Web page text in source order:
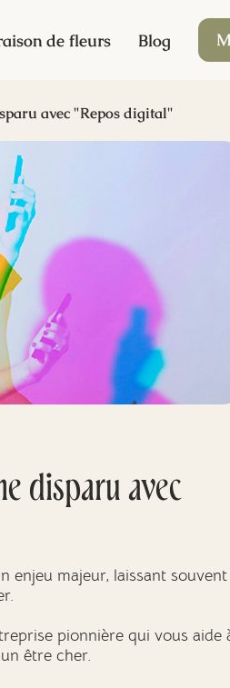
de fleurs Blog
disparu avec
avec "Repos digital"
enjeu majeur, laissant souvent
pionnière qui vous aide
être cher.